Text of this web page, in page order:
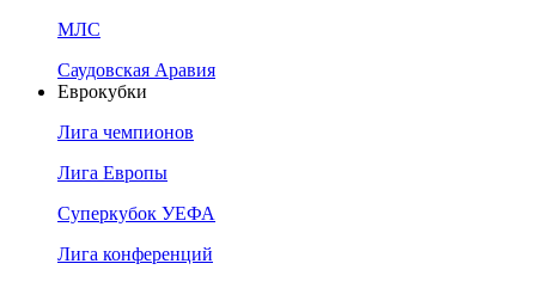
МЛС
Саудовская Аравия
Еврокубки
Лига чемпионов
Лига Европы
Суперкубок УЕФА
Лига конференций